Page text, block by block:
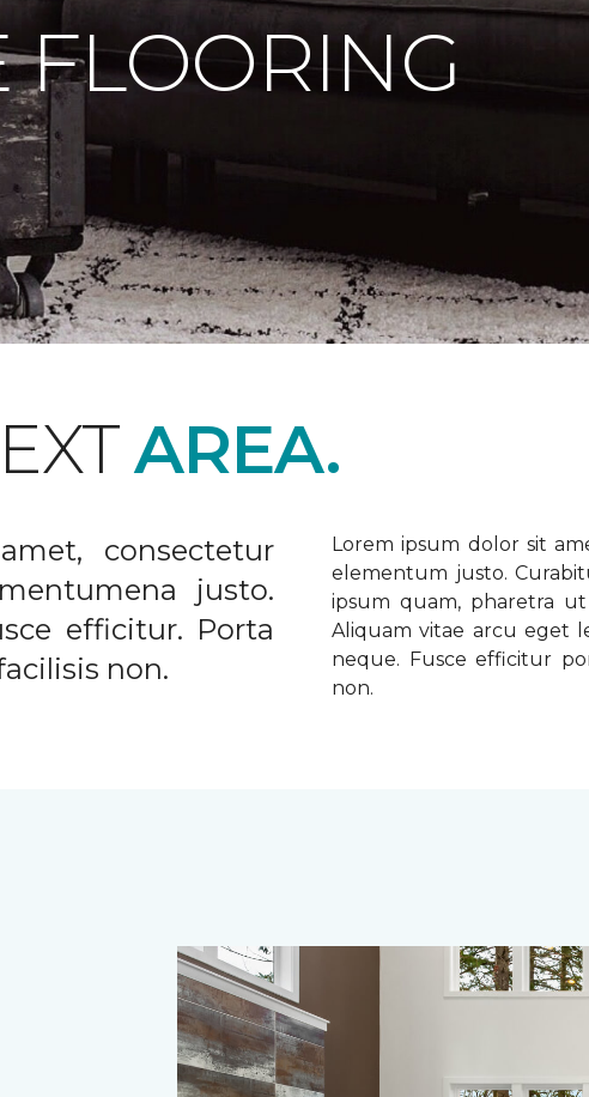
FLOORING
AREA.
consectetur
justo.
efficitur. Porta
non.
Lorem ipsum dolor sit
elementum justo.
ipsum quam, pharetra ut
Aliquam vitae arcu eget
neque. Fusce efficitur
non.